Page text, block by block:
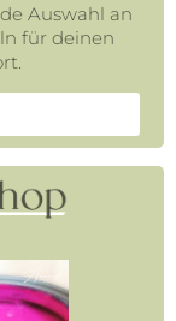
Auswahl an
für deinen